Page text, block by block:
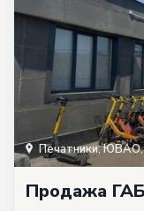
Печатники,ЮВАО
Продажа